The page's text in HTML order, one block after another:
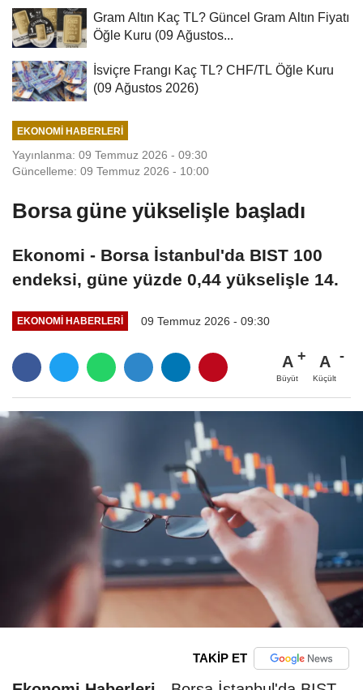
Gram Altın Kaç TL? Güncel Gram Altın Fiyatı
Öğle Kuru (09 Ağustos...
İsviçre Frangı Kaç TL? CHF/TL Öğle Kuru
(09 Ağustos 2026)
EKONOMI HABERLERI
Yayınlanma: 09 Temmuz 2026 - 09:30
Güncelleme: 09 Temmuz 2026 - 10:00
Borsa güne yükselişle başladı
Ekonomi - Borsa İstanbul'da BIST 100
endeksi, güne yüzde 0,44 yükselişle 14.
EKONOMI HABERLERI 09 Temmuz 2026 - 09:30
A
Büyüt
A
Küçült
TAKİP ET